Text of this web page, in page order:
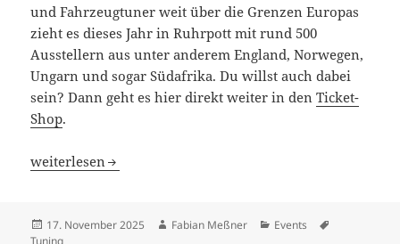
und Fahrzeugtuner weit über die Grenzen Europas
zieht es dieses Jahr in Ruhrpott mit rund 500
Ausstellern aus unter anderem England, Norwegen,
Ungarn und sogar Südafrika. Du willst auch dabei
sein? Dann geht es hier direkt weiter in denTicket-
Shop.
Essen Motor Show 2025: Elektro-Käfer bis 1.700 PS
weiterlesen
Veröffentlicht
am
17. November 2025 Autor
Fabian Meßner Kategorien
Events